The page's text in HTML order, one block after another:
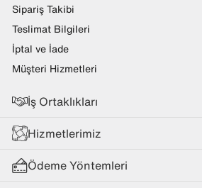
Sipariş Takibi
Teslimat Bilgileri
İptal ve İade
Müşteri Hizmetleri
İş Ortaklıkları
Hizmetlerimiz
Ödeme Yöntemleri